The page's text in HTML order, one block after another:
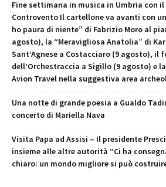
Fine settimana in musica in Umbria con
Controvento Il cartellone va avanti con
ho paura di niente” di Fabrizio Moro al
agosto), la “Meravigliosa Anatolia” di
Sant’Agnese a Costacciaro (9 agosto), il
dell’Orchestraccia a Sigillo (9 agosto) e
Avion Travel nella suggestiva area
Una notte di grande poesia a Gualdo
concerto di Mariella Nava
Visita Papa ad Assisi – Il presidente
insieme alle altre autorità “Ci ha
chiaro: un mondo migliore si può